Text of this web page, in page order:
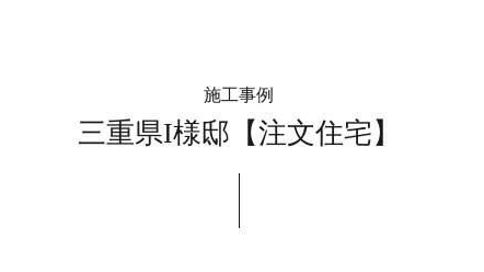
施工事例
三重県I様邸【注文住宅】